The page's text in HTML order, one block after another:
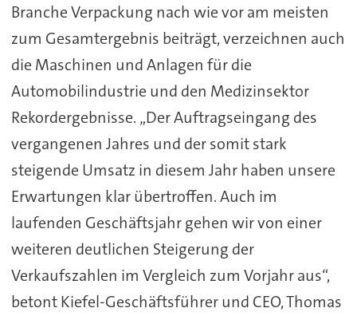
Branche Verpackung nach wie vor am meisten
zum Gesamtergebnis beiträgt, verzeichnen auch
die Maschinen und Anlagen für die
Automobilindustrie und den Medizinsektor
Rekordergebnisse. „Der Auftragseingang des
vergangenen Jahres und der somit stark
steigende Umsatz in diesem Jahr haben unsere
Erwartungen klar übertroffen. Auch im
laufenden Geschäftsjahr gehen wir von einer
weiteren deutlichen Steigerung der
Verkaufszahlen im Vergleich zum Vorjahr aus“,
betont Kiefel-Geschäftsführer und CEO, Thomas